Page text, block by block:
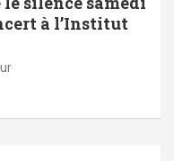
à l’Institut